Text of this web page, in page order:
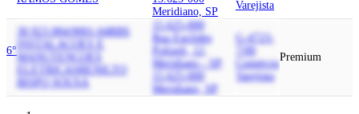
Meridiano, SP
Varejista
6°
30.923.084/0001-04RBS
INSTALACOES E
MANUTENCOES
ELETRICASRENILTO
BISPO SOUSA
15.625-000
Rua Euclides
Polizeli, 12,
Meridiano - SP,
15.625-000
Meridiano, SP
G-4723-
7/00
Comércio
Varejista
Premium